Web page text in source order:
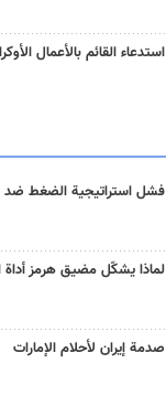
استدعاء القائم بالأعمال
فشل استراتيجية الضغط ضد
لماذا يشكّل مضيق هرمز أداة
صدمة إيران لأحلام الإمارات